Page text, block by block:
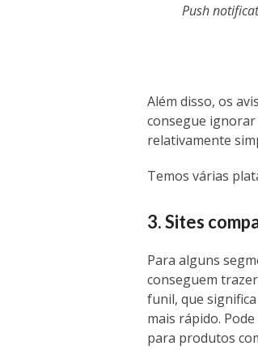
Push
Além disso, os
consegue ignorar
relativamente
Temos várias
3. Sites
Para alguns
conseguem
funil, que
mais rápido.
para produtos